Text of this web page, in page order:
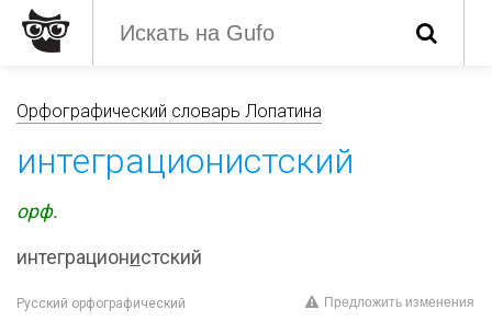
Орфографический словарь Лопатина
интеграционистский
орф.
интеграционистский
Русский орфографический
Предложить изменения